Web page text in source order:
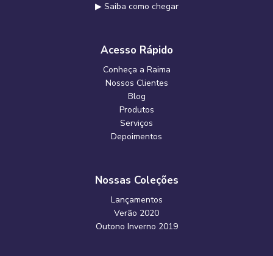
▶ Saiba como chegar
Acesso Rápido
Conheça a Raima
Nossos Clientes
Blog
Produtos
Serviços
Depoimentos
Nossas Coleções
Lançamentos
Verão 2020
Outono Inverno 2019